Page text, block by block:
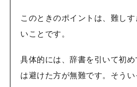
このときのポイントは、難し
いことです。
具体的には、辞書を引いて初
は避けた方が無難です。そうい